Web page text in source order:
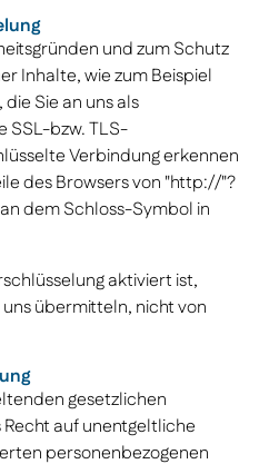
und zum Schutz
Inhalte, wie zum Beispiel
Sie an uns als
SSL-bzw. TLS-
Verbindung erkennen
des Browsers von "http://"?
dem Schloss-Symbol in
aktiviert ist,
übermitteln, nicht von
gesetzlichen
auf unentgeltliche
personenbezogenen